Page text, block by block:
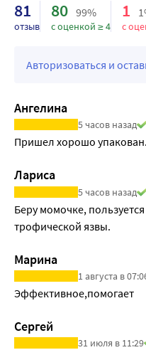
81
отзыв
80 99%
с оценкой ≥ 4
1
с
Авторизоваться и
Ангелина
5 часов назад
Пришел хорошо упакован.
Лариса
5 часов назад
Беру момочке,
трофической язвы.
Марина
1 августа в
Эффективное,помогает
Сергей
31 июля в 11:29